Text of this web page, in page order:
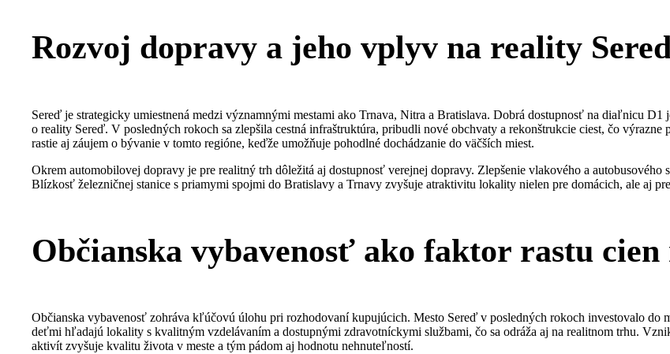
Rozvoj dopravy a jeho vplyv na reality
Sereď je strategicky umiestnená medzi významnými mestami ako Trnava, Nitra a Bratislava. Dobrá dostupnosť na diaľnicu
o reality Sereď. V posledných rokoch sa zlepšila cestná infraštruktúra, pribudli nové obchvaty a rekonštrukcie ciest, čo
rastie aj záujem o bývanie v tomto regióne, keďže umožňuje pohodlné dochádzanie do väčších miest.
Okrem automobilovej dopravy je pre realitný trh dôležitá aj dostupnosť verejnej dopravy. Zlepšenie vlakového a
Blízkosť železničnej stanice s priamymi spojmi do Bratislavy a Trnavy zvyšuje atraktivitu lokality nielen pre domácich, ale aj
Občianska vybavenosť ako faktor rastu
Občianska vybavenosť zohráva kľúčovú úlohu pri rozhodovaní kupujúcich. Mesto Sereď v posledných rokoch investovalo do
deťmi hľadajú lokality s kvalitným vzdelávaním a dostupnými zdravotníckymi službami, čo sa odráža aj na realitnom trhu.
aktivít zvyšuje kvalitu života v meste a tým pádom aj hodnotu nehnuteľností.